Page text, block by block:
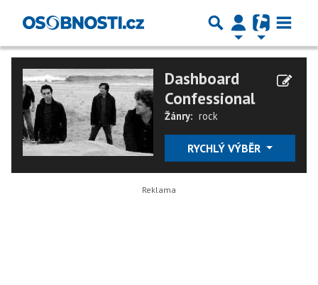
Dashboard
Confessional
Žánry: rock
RYCHLÝ VÝBĚR